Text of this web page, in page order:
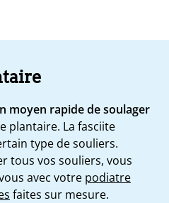
moyen rapide de soulager
plantaire. La fasciite
type de souliers.
tous vos souliers, vous
avec votre podiatre
faites sur mesure.